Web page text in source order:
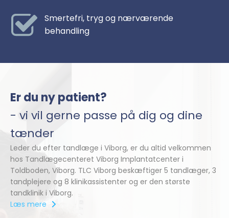
Smertefri, tryg og nærværende
behandling
Er du ny patient?
- vi vil gerne passe på dig og dine
tænder
Leder du efter tandlæge i Viborg, er du altid velkommen
hos Tandlægecenteret Viborg Implantatcenter i
Toldboden, Viborg. TLC Viborg beskæftiger 5 tandlæger, 3
tandplejere og 8 klinikassistenter og er den største
tandklinik i Viborg.
Læs mere